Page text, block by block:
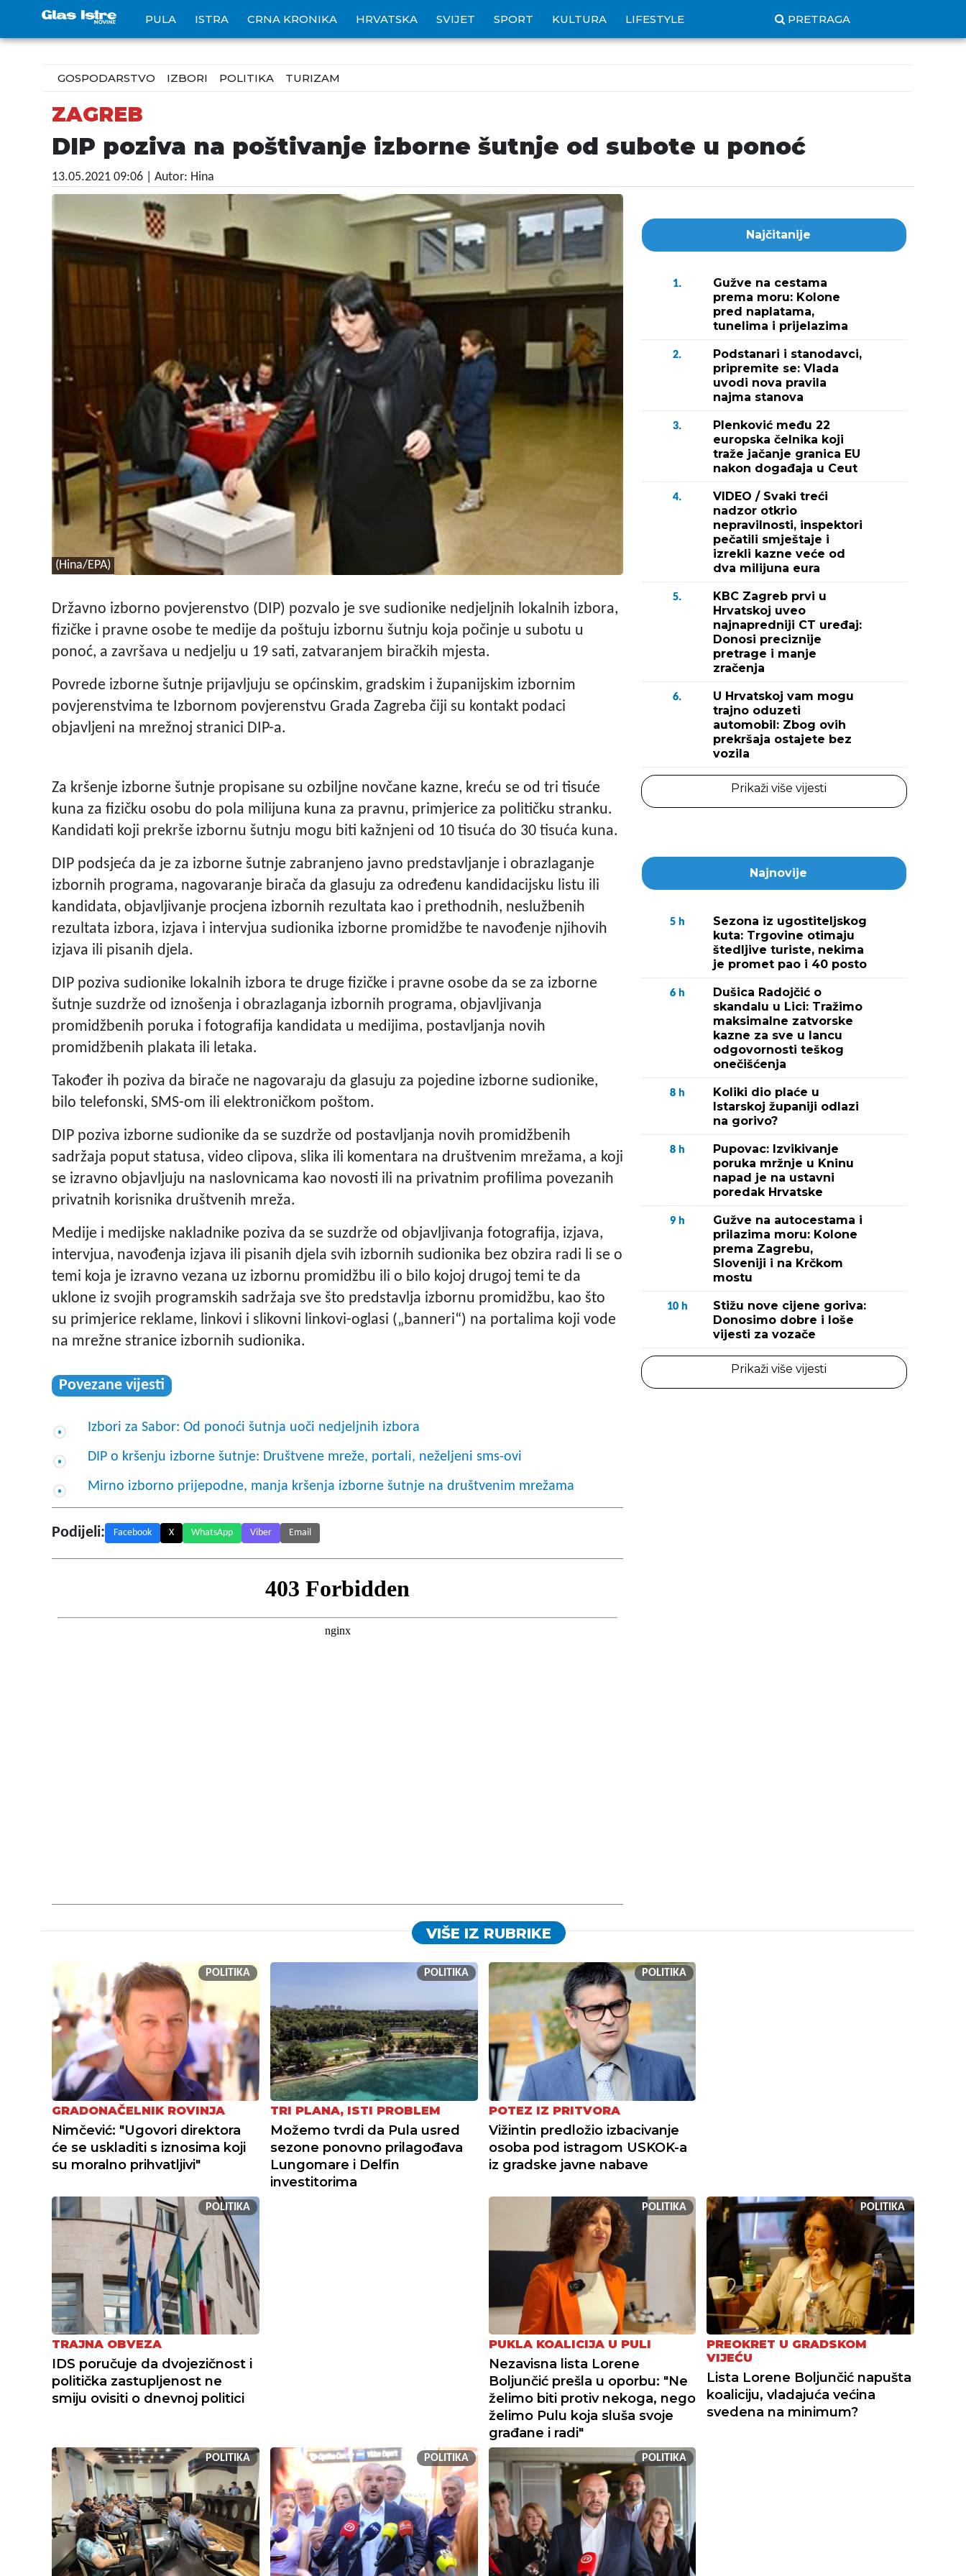
PULA ISTRA CRNA KRONIKA HRVATSKA SVIJET SPORT KULTURA LIFESTYLE PRETRAGA
GOSPODARSTVO IZBORI POLITIKA TURIZAM
ZAGREB
DIP poziva na poštivanje izborne šutnje od subote u ponoć
13.05.2021 09:06 | Autor: Hina
(Hina/EPA)
Državno izborno povjerenstvo (DIP) pozvalo je sve sudionike nedjeljnih lokalnih izbora,
fizičke i pravne osobe te medije da poštuju izbornu šutnju koja počinje u subotu u
ponoć, a završava u nedjelju u 19 sati, zatvaranjem biračkih mjesta.
Povrede izborne šutnje prijavljuju se općinskim, gradskim i županijskim izbornim
povjerenstvima te Izbornom povjerenstvu Grada Zagreba čiji su kontakt podaci
objavljeni na mrežnoj stranici DIP-a.
Za kršenje izborne šutnje propisane su ozbiljne novčane kazne, kreću se od tri tisuće
kuna za fizičku osobu do pola milijuna kuna za pravnu, primjerice za političku stranku.
Kandidati koji prekrše izbornu šutnju mogu biti kažnjeni od 10 tisuća do 30 tisuća kuna.
DIP podsjeća da je za izborne šutnje zabranjeno javno predstavljanje i obrazlaganje
izbornih programa, nagovaranje birača da glasuju za određenu kandidacijsku listu ili
kandidata, objavljivanje procjena izbornih rezultata kao i prethodnih, neslužbenih
rezultata izbora, izjava i intervjua sudionika izborne promidžbe te navođenje njihovih
izjava ili pisanih djela.
DIP poziva sudionike lokalnih izbora te druge fizičke i pravne osobe da se za izborne
šutnje suzdrže od iznošenja i obrazlaganja izbornih programa, objavljivanja
promidžbenih poruka i fotografija kandidata u medijima, postavljanja novih
promidžbenih plakata ili letaka.
Također ih poziva da birače ne nagovaraju da glasuju za pojedine izborne sudionike,
bilo telefonski, SMS-om ili elektroničkom poštom.
DIP poziva izborne sudionike da se suzdrže od postavljanja novih promidžbenih
sadržaja poput statusa, video clipova, slika ili komentara na društvenim mrežama, a koji
se izravno objavljuju na naslovnicama kao novosti ili na privatnim profilima povezanih
privatnih korisnika društvenih mreža.
Medije i medijske nakladnike poziva da se suzdrže od objavljivanja fotografija, izjava,
intervjua, navođenja izjava ili pisanih djela svih izbornih sudionika bez obzira radi li se o
temi koja je izravno vezana uz izbornu promidžbu ili o bilo kojoj drugoj temi te da
uklone iz svojih programskih sadržaja sve što predstavlja izbornu promidžbu, kao što
su primjerice reklame, linkovi i slikovni linkovi-oglasi („banneri“) na portalima koji vode
na mrežne stranice izbornih sudionika.
Povezane vijesti
Izbori za Sabor: Od ponoći šutnja uoči nedjeljnih izbora
DIP o kršenju izborne šutnje: Društvene mreže, portali, neželjeni sms-ovi
Mirno izborno prijepodne, manja kršenja izborne šutnje na društvenim mrežama
Podijeli: Facebook X WhatsApp Viber Email
Najčitanije
1.
Gužve na cestama
prema moru: Kolone
pred naplatama,
tunelima i prijelazima
2.
Podstanari i stanodavci,
pripremite se: Vlada
uvodi nova pravila
najma stanova
3.
Plenković među 22
europska čelnika koji
traže jačanje granica EU
nakon događaja u Ceut
4.
VIDEO / Svaki treći
nadzor otkrio
nepravilnosti, inspektori
pečatili smještaje i
izrekli kazne veće od
dva milijuna eura
5.
KBC Zagreb prvi u
Hrvatskoj uveo
najnapredniji CT uređaj:
Donosi preciznije
pretrage i manje
zračenja
6.
U Hrvatskoj vam mogu
trajno oduzeti
automobil: Zbog ovih
prekršaja ostajete bez
vozila
Prikaži više vijesti
Najnovije
5 h
Sezona iz ugostiteljskog
kuta: Trgovine otimaju
štedljive turiste, nekima
je promet pao i 40 posto
6 h
Dušica Radojčić o
skandalu u Lici: Tražimo
maksimalne zatvorske
kazne za sve u lancu
odgovornosti teškog
onečišćenja
8 h
Koliki dio plaće u
Istarskoj županiji odlazi
na gorivo?
8 h
Pupovac: Izvikivanje
poruka mržnje u Kninu
napad je na ustavni
poredak Hrvatske
9 h
Gužve na autocestama i
prilazima moru: Kolone
prema Zagrebu,
Sloveniji i na Krčkom
mostu
10 h
Stižu nove cijene goriva:
Donosimo dobre i loše
vijesti za vozače
Prikaži više vijesti
VIŠE IZ RUBRIKE
POLITIKA
GRADONAČELNIK ROVINJA
Nimčević: "Ugovori direktora
će se uskladiti s iznosima koji
su moralno prihvatljivi"
POLITIKA
TRI PLANA, ISTI PROBLEM
Možemo tvrdi da Pula usred
sezone ponovno prilagođava
Lungomare i Delfin
investitorima
POLITIKA
POTEZ IZ PRITVORA
Vižintin predložio izbacivanje
osoba pod istragom USKOK-a
iz gradske javne nabave
POLITIKA
TRAJNA OBVEZA
IDS poručuje da dvojezičnost i
politička zastupljenost ne
smiju ovisiti o dnevnoj politici
POLITIKA
PUKLA KOALICIJA U PULI
Nezavisna lista Lorene
Boljunčić prešla u oporbu: "Ne
želimo biti protiv nekoga, nego
želimo Pulu koja sluša svoje
građane i radi"
POLITIKA
PREOKRET U GRADSKOM
VIJEĆU
Lista Lorene Boljunčić napušta
koaliciju, vladajuća većina
svedena na minimum?
POLITIKA POLITIKA POLITIKA